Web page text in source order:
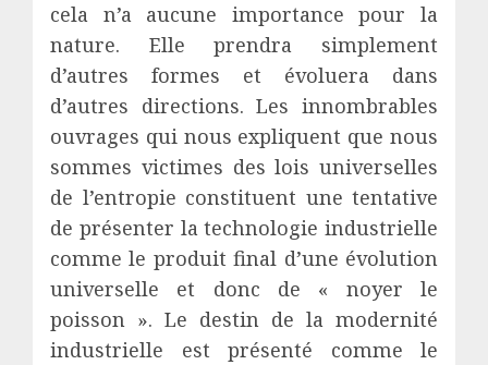
cela n’a aucune importance pour la
nature. Elle prendra simplement
d’autres formes et évoluera dans
d’autres directions. Les innombrables
ouvrages qui nous expliquent que nous
sommes victimes des lois universelles
de l’entropie constituent une tentative
de présenter la technologie industrielle
comme le produit final d’une évolution
universelle et donc de « noyer le
poisson ». Le destin de la modernité
industrielle est présenté comme le